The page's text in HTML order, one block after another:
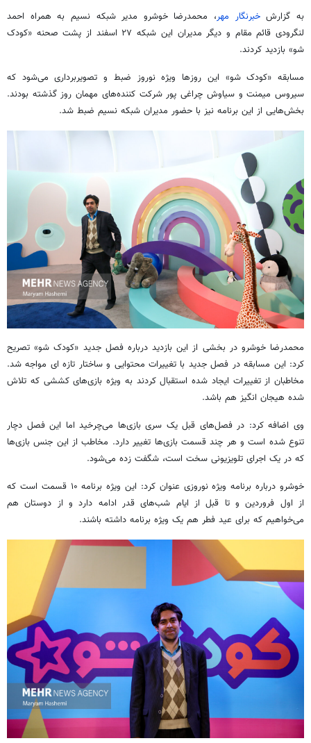
به گزارشخبرنگار مهر، محمدرضا خوشرو مدیر شبکه نسیم به همراه احمد
لنگرودی قائم مقام و دیگر مدیران این شبکه ۲۷ اسفند از پشت صحنه «کودک
شو» بازدید کردند.
مسابقه «کودک شو» این روزها ویژه نوروز ضبط و تصویربرداری می‌شود که
سیروس میمنت و سیاوش چراغی پور شرکت کننده‌های مهمان روز گذشته بودند.
بخش‌هایی از این برنامه نیز با حضور مدیران شبکه نسیم ضبط شد.
محمدرضا خوشرو در بخشی از این بازدید درباره فصل جدید «کودک شو» تصریح
کرد: این مسابقه در فصل جدید با تغییرات محتوایی و ساختار تازه ای مواجه شد.
مخاطبان از تغییرات ایجاد شده استقبال کردند به ویژه بازی‌های کششی که تلاش
شده هیجان انگیز هم باشد.
وی اضافه کرد: در فصل‌های قبل یک سری بازی‌ها می‌چرخید اما این فصل دچار
تنوع شده است و هر چند قسمت بازی‌ها تغییر دارد. مخاطب از این جنس بازی‌ها
که در یک اجرای تلویزیونی سخت است، شگفت زده می‌شود.
خوشرو درباره برنامه ویژه نوروزی عنوان کرد: این ویژه برنامه ۱۰ قسمت است که
از اول فروردین و تا قبل از ایام شب‌های قدر ادامه دارد و از دوستان هم
می‌خواهیم که برای عید فطر هم یک ویژه برنامه داشته باشند.